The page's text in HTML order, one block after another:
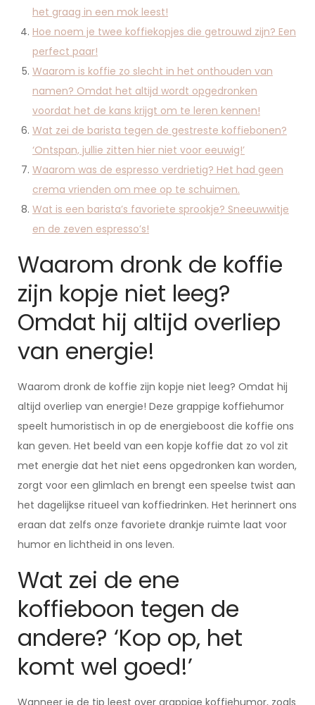
het graag in een mok leest!
Hoe noem je twee koffiekopjes die getrouwd zijn? Een
perfect paar!
Waarom is koffie zo slecht in het onthouden van
namen? Omdat het altijd wordt opgedronken
voordat het de kans krijgt om te leren kennen!
Wat zei de barista tegen de gestreste koffiebonen?
‘Ontspan, jullie zitten hier niet voor eeuwig!’
Waarom was de espresso verdrietig? Het had geen
crema vrienden om mee op te schuimen.
Wat is een barista’s favoriete sprookje? Sneeuwwitje
en de zeven espresso’s!
Waarom dronk de koffie
zijn kopje niet leeg?
Omdat hij altijd overliep
van energie!
Waarom dronk de koffie zijn kopje niet leeg? Omdat hij
altijd overliep van energie! Deze grappige koffiehumor
speelt humoristisch in op de energieboost die koffie ons
kan geven. Het beeld van een kopje koffie dat zo vol zit
met energie dat het niet eens opgedronken kan worden,
zorgt voor een glimlach en brengt een speelse twist aan
het dagelijkse ritueel van koffiedrinken. Het herinnert ons
eraan dat zelfs onze favoriete drankje ruimte laat voor
humor en lichtheid in ons leven.
Wat zei de ene
koffieboon tegen de
andere? ‘Kop op, het
komt wel goed!’
Wanneer je de tip leest over grappige koffiehumor, zoals